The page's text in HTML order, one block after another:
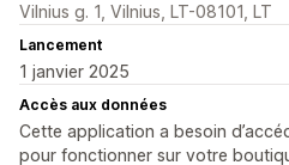
Vilnius g. 1, Vilnius, LT-08101, LT
Lancement
1 janvier 2025
Accès aux données
Cette application a besoin
pour fonctionner sur votre